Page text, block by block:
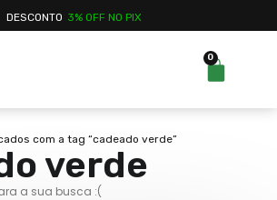
DESCONTO 3% OFF NO PIX
0
com a tag “cadeado verde”
verde
a sua busca :(